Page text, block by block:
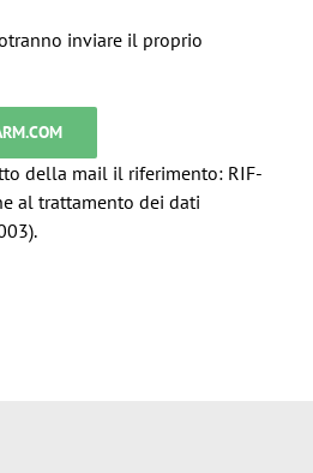
inviare il proprio
della mail il riferimento: RIF-
al trattamento dei dati